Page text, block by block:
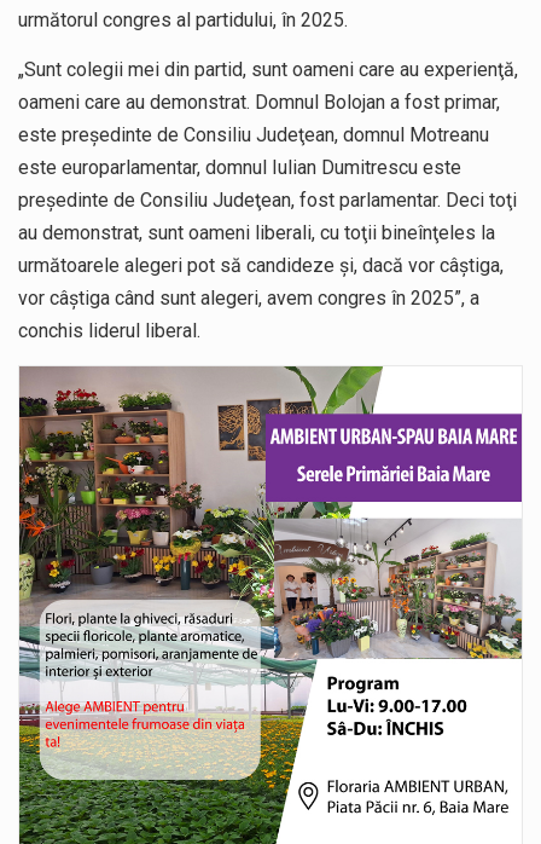
următorul congres al partidului, în 2025.
„Sunt colegii mei din partid, sunt oameni care au experienţă,
oameni care au demonstrat. Domnul Bolojan a fost primar,
este preşedinte de Consiliu Judeţean, domnul Motreanu
este europarlamentar, domnul Iulian Dumitrescu este
preşedinte de Consiliu Judeţean, fost parlamentar. Deci toţi
au demonstrat, sunt oameni liberali, cu toţii bineînţeles la
următoarele alegeri pot să candideze şi, dacă vor câştiga,
vor câştiga când sunt alegeri, avem congres în 2025”, a
conchis liderul liberal.